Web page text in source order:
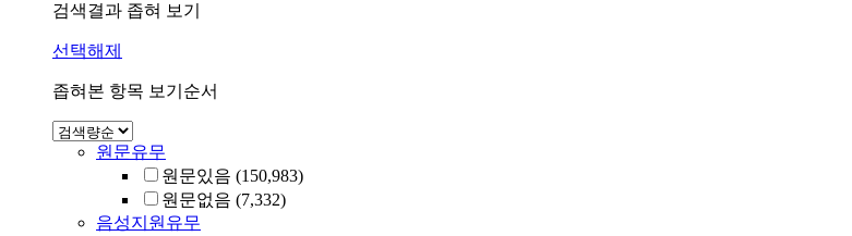
검색결과 좁혀 보기
선택해제
좁혀본 항목 보기순서
원문유무
원문있음 (150,983)
원문없음 (7,332)
음성지원유무